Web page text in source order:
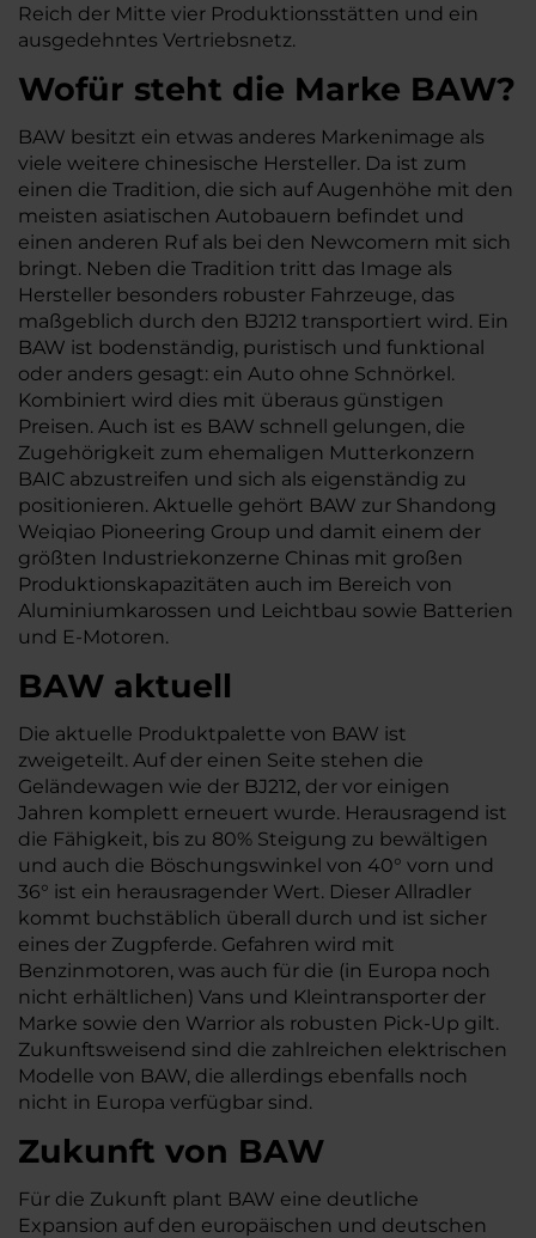
Reich der Mitte vier Produktionsstätten und ein
ausgedehntes Vertriebsnetz.
Wofür steht die Marke BAW?
BAW besitzt ein etwas anderes Markenimage als
viele weitere chinesische Hersteller. Da ist zum
einen die Tradition, die sich auf Augenhöhe mit den
meisten asiatischen Autobauern befindet und
einen anderen Ruf als bei den Newcomern mit sich
bringt. Neben die Tradition tritt das Image als
Hersteller besonders robuster Fahrzeuge, das
maßgeblich durch den BJ212 transportiert wird. Ein
BAW ist bodenständig, puristisch und funktional
oder anders gesagt: ein Auto ohne Schnörkel.
Kombiniert wird dies mit überaus günstigen
Preisen. Auch ist es BAW schnell gelungen, die
Zugehörigkeit zum ehemaligen Mutterkonzern
BAIC abzustreifen und sich als eigenständig zu
positionieren. Aktuelle gehört BAW zur Shandong
Weiqiao Pioneering Group und damit einem der
größten Industriekonzerne Chinas mit großen
Produktionskapazitäten auch im Bereich von
Aluminiumkarossen und Leichtbau sowie Batterien
und E-Motoren.
BAW aktuell
Die aktuelle Produktpalette von BAW ist
zweigeteilt. Auf der einen Seite stehen die
Geländewagen wie der BJ212, der vor einigen
Jahren komplett erneuert wurde. Herausragend ist
die Fähigkeit, bis zu 80% Steigung zu bewältigen
und auch die Böschungswinkel von 40° vorn und
36° ist ein herausragender Wert. Dieser Allradler
kommt buchstäblich überall durch und ist sicher
eines der Zugpferde. Gefahren wird mit
Benzinmotoren, was auch für die (in Europa noch
nicht erhältlichen) Vans und Kleintransporter der
Marke sowie den Warrior als robusten Pick-Up gilt.
Zukunftsweisend sind die zahlreichen elektrischen
Modelle von BAW, die allerdings ebenfalls noch
nicht in Europa verfügbar sind.
Zukunft von BAW
Für die Zukunft plant BAW eine deutliche
Expansion auf den europäischen und deutschen